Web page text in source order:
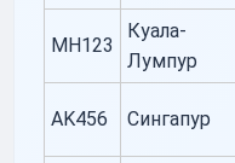
MH123
Куала-
Лумпур
AK456 Сингапур